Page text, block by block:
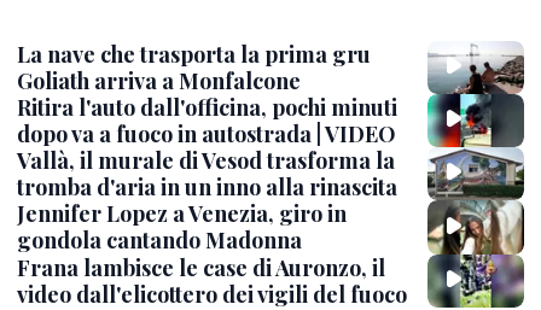
La nave che trasporta la prima gru
Goliath arriva a Monfalcone
Ritira l'auto dall'officina, pochi minuti
dopo va a fuoco in autostrada | VIDEO
Vallà, il murale di Vesod trasforma la
tromba d'aria in un inno alla rinascita
Jennifer Lopez a Venezia, giro in
gondola cantando Madonna
Frana lambisce le case di Auronzo, il
video dall'elicottero dei vigili del fuoco